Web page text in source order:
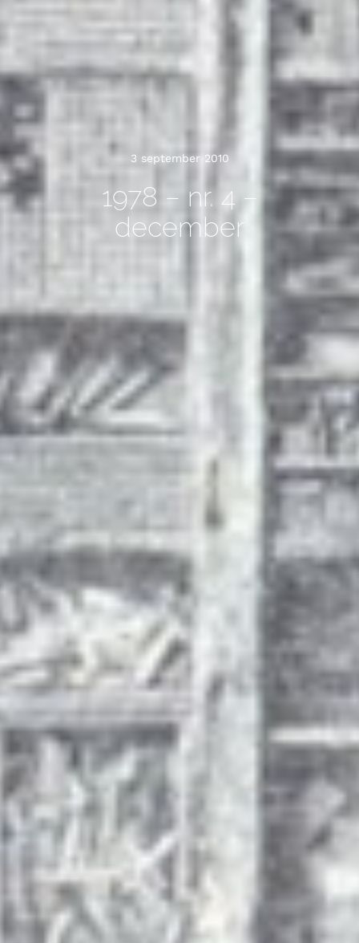
3 september 2010
1978 – nr. 4 –
december